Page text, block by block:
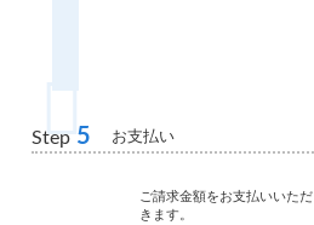
Step 5 お支払い
ご請求金額をお支払いいただ
きます。